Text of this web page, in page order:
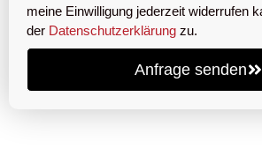
meine Einwilligung jederzeit widerrufen
der Datenschutzerklärung zu.
Anfrage senden